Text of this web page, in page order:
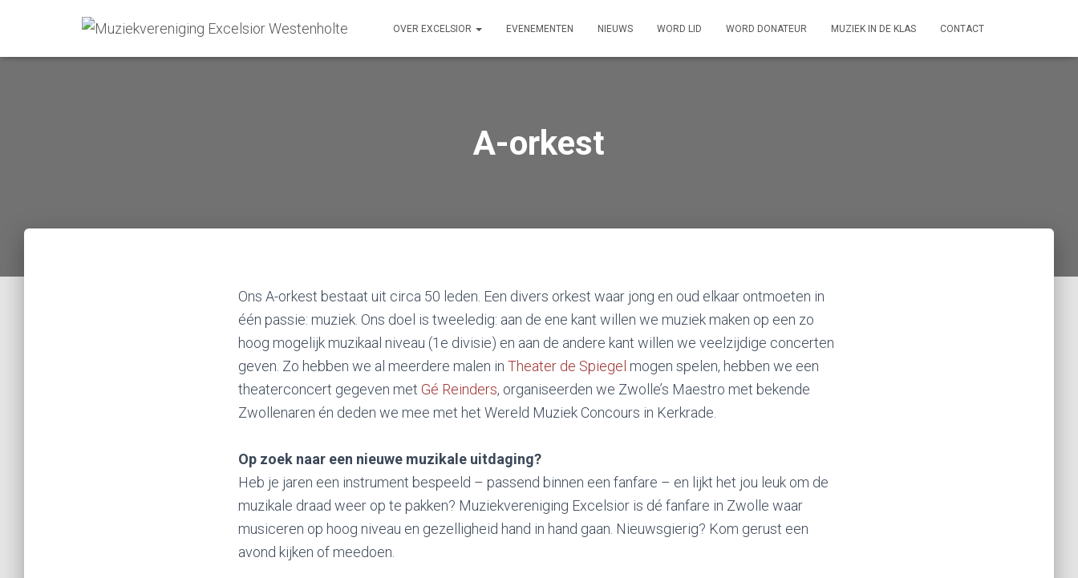
OVER EXCELSIOR EVENEMENTEN NIEUWS WORD LID WORD DONATEUR MUZIEK IN DE KLAS CONTACT
A-orkest
Ons A-orkest bestaat uit circa 50 leden. Een divers orkest waar jong en oud elkaar ontmoeten in
één passie: muziek. Ons doel is tweeledig: aan de ene kant willen we muziek maken op een zo
hoog mogelijk muzikaal niveau (1e divisie) en aan de andere kant willen we veelzijdige concerten
geven. Zo hebben we al meerdere malen in Theater de Spiegel mogen spelen, hebben we een
theaterconcert gegeven met Gé Reinders, organiseerden we Zwolle’s Maestro met bekende
Zwollenaren én deden we mee met het Wereld Muziek Concours in Kerkrade.
Op zoek naar een nieuwe muzikale uitdaging?
Heb je jaren een instrument bespeeld – passend binnen een fanfare – en lijkt het jou leuk om de
muzikale draad weer op te pakken? Muziekvereniging Excelsior is dé fanfare in Zwolle waar
musiceren op hoog niveau en gezelligheid hand in hand gaan. Nieuwsgierig? Kom gerust een
avond kijken of meedoen.